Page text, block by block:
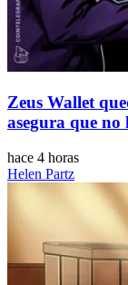
Zeus Wallet
asegura que no
hace 4 horas
Helen Partz